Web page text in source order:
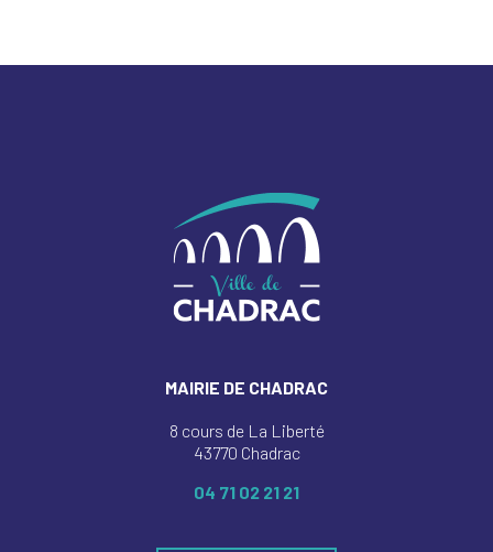
MAIRIE DE CHADRAC
8 cours de La Liberté
43770 Chadrac
04 71 02 21 21